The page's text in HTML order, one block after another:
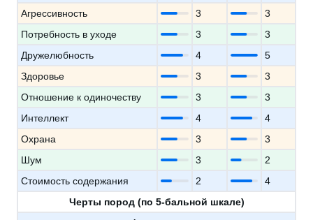
Агрессивность
3
3
Потребность в уходе
3
3
Дружелюбность
4
5
Здоровье
3
3
Отношение к одиночеству
3
3
Интеллект
4
4
Охрана
3
3
Шум
3
2
Стоимость содержания
2
4
Черты пород (по 5-бальной шкале)